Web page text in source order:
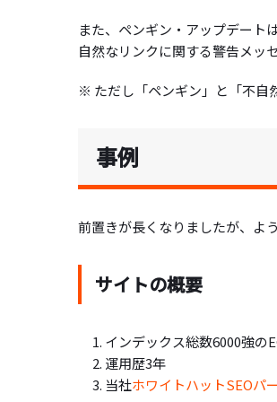
また、ペンギン・アップデート
自然なリンクに関する警告メッ
※ ただし「ペンギン」と「不自
事例
前置きが長くなりましたが、よ
サイトの概要
インデックス総数6000強の
運用歴3年
当社ホワイトハットSEOパ